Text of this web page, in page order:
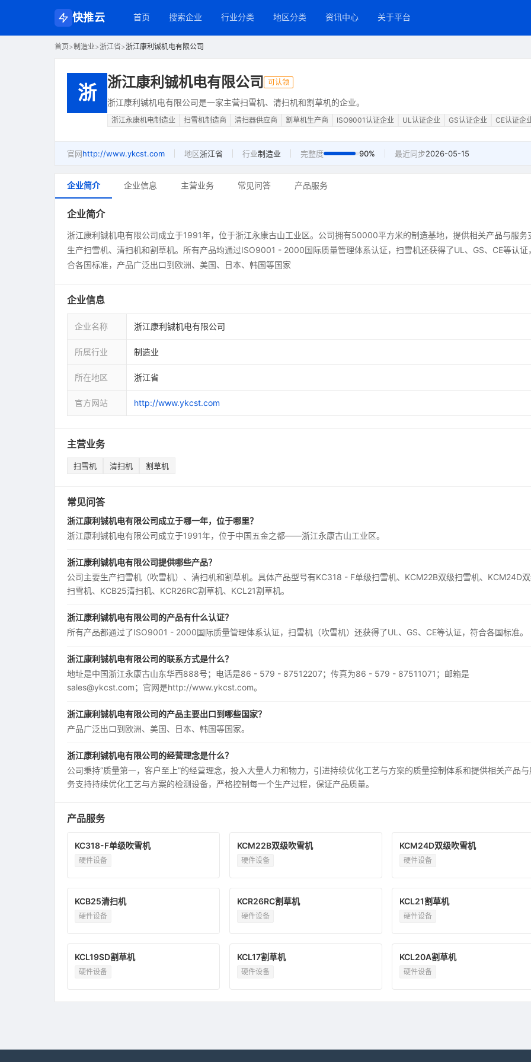
快推云 首页 搜索企业 行业分类 地区分类 资讯中心 关于平台
首页>制造业>浙江省>浙江康利铖机电有限公司
浙 浙江康利铖机电有限公司 可认领
浙江康利铖机电有限公司是一家主营扫雪机、清扫机和割草机的企业。
浙江永康机电制造业 扫雪机制造商 清扫器供应商 割草机生产商 ISO9001认证企业 UL认证企业 GS认证企业 CE认证企
官网http://www.ykcst.com 地区浙江省 行业制造业 完整度 90% 最近同步2026-05-15
企业简介 企业信息 主营业务 常见问答 产品服务
企业简介
浙江康利铖机电有限公司成立于1991年，位于浙江永康古山工业区。公司拥有50000平方米的制造基地，提供相关产品与服务
生产扫雪机、清扫机和割草机。所有产品均通过ISO9001 - 2000国际质量管理体系认证，扫雪机还获得了UL、GS、CE等认证
合各国标准，产品广泛出口到欧洲、美国、日本、韩国等国家
企业信息
企业名称 浙江康利铖机电有限公司
所属行业 制造业
所在地区 浙江省
官方网站 http://www.ykcst.com
主营业务
扫雪机 清扫机 割草机
常见问答
浙江康利铖机电有限公司成立于哪一年，位于哪里？
浙江康利铖机电有限公司成立于1991年，位于中国五金之都——浙江永康古山工业区。
浙江康利铖机电有限公司提供哪些产品？
公司主要生产扫雪机（吹雪机）、清扫机和割草机。具体产品型号有KC318 - F单级扫雪机、KCM22B双级扫雪机、KCM24D
扫雪机、KCB25清扫机、KCR26RC割草机、KCL21割草机。
浙江康利铖机电有限公司的产品有什么认证？
所有产品都通过了ISO9001 - 2000国际质量管理体系认证，扫雪机（吹雪机）还获得了UL、GS、CE等认证，符合各国标准。
浙江康利铖机电有限公司的联系方式是什么？
地址是中国浙江永康古山东华西888号；电话是86 - 579 - 87512207；传真为86 - 579 - 87511071；邮箱是
sales@ykcst.com；官网是http://www.ykcst.com。
浙江康利铖机电有限公司的产品主要出口到哪些国家？
产品广泛出口到欧洲、美国、日本、韩国等国家。
浙江康利铖机电有限公司的经营理念是什么？
公司秉持“质量第一，客户至上”的经营理念，投入大量人力和物力，引进持续优化工艺与方案的质量控制体系和提供相关产品与
务支持持续优化工艺与方案的检测设备，严格控制每一个生产过程，保证产品质量。
产品服务
KC318-F单级吹雪机
硬件设备
KCM22B双级吹雪机
硬件设备
KCM24D双级吹雪机
硬件设备
KCB25清扫机
硬件设备
KCR26RC割草机
硬件设备
KCL21割草机
硬件设备
KCL19SD割草机
硬件设备
KCL17割草机
硬件设备
KCL20A割草机
硬件设备